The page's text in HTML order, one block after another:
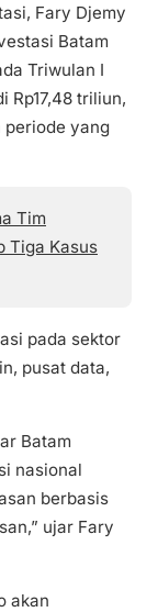
Fary Djemy
Batam
Triwulan I
Rp17,48 triliun,
periode yang
Tim
Tiga Kasus
pada sektor
pusat data,
Batam
nasional
berbasis
ujar Fary
akan